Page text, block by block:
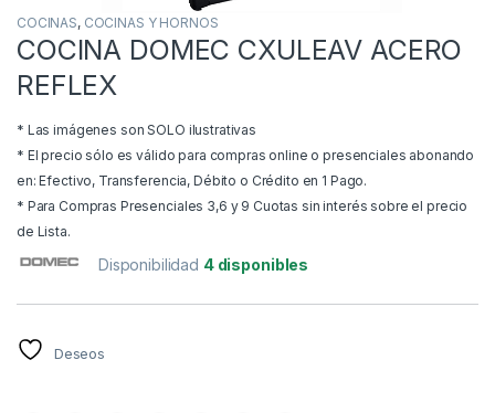
COCINAS, COCINAS Y HORNOS
COCINA DOMEC CXULEAV ACERO
REFLEX
* Las imágenes son SOLO ilustrativas
* El precio sólo es válido para compras online o presenciales abonando
en: Efectivo, Transferencia, Débito o Crédito en 1 Pago.
* Para Compras Presenciales 3,6 y 9 Cuotas sin interés sobre el precio
de Lista.
Disponibilidad 4 disponibles
Deseos